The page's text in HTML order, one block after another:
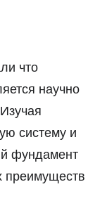
что
научно
систему и
фундамент
преимуществ